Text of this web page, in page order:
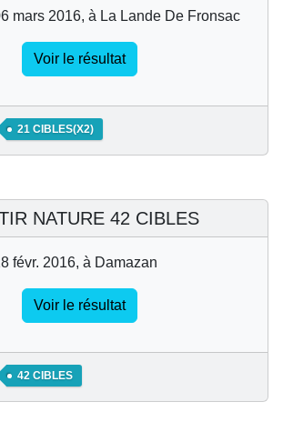
mars 2016, à La Lande De Fronsac
Voir le résultat
21 CIBLES(X2)
NATURE 42 CIBLES
févr. 2016, à Damazan
Voir le résultat
42 CIBLES